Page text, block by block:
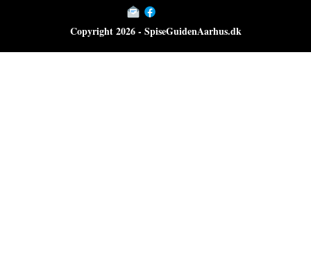
Copyright 2026 - SpiseGuidenAarhus.dk